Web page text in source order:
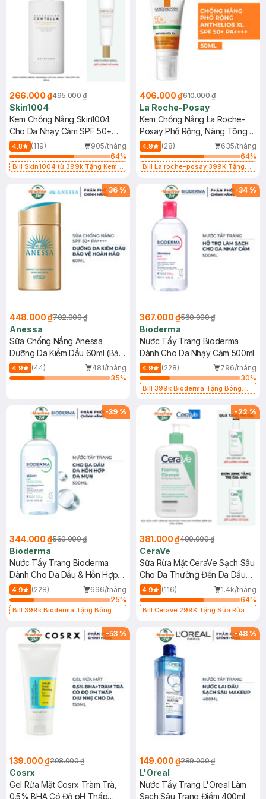
266.000 ₫495.000 ₫
Skin1004
Kem Chống Nắng Skin1004
Cho Da Nhạy Cảm SPF 50+
50ml
4.8 (119)
905/tháng
64%
Bill Skin1004 từ 399k Tặng Kem
SPF 50+ 20ml (SL Có Hạn)
406.000 ₫610.000 ₫
La Roche-Posay
Kem Chống Nắng La Roche-
Posay Phổ Rộng, Nâng Tông
Kiềm Dầu 50ml
4.9 (28)
635/tháng
64%
Bill La roche-posay 399K Tặng
(SL có hạn)
-36 %
448.000 ₫702.000 ₫
Anessa
Sữa Chống Nắng Anessa
Dưỡng Da Kiềm Dầu 60ml (Bản
Mới)
4.9 (44)
481/tháng
35%
-34 %
367.000 ₫560.000 ₫
Bioderma
Nước Tẩy Trang Bioderma
Dành Cho Da Nhạy Cảm 500ml
4.9 (228)
796/tháng
30%
Bill 399k Bioderma Tặng Bông
-39 %
344.000 ₫560.000 ₫
Bioderma
Nước Tẩy Trang Bioderma
Dành Cho Da Dầu & Hỗn Hợp
500ml
4.9 (228)
696/tháng
25%
Bill 399k Bioderma Tặng Bông
-22 %
381.000 ₫490.000 ₫
CeraVe
Sữa Rửa Mặt CeraVe Sạch Sâu
Cho Da Thường Đến Da Dầu
473ml
4.9 (116)
1.4k/tháng
64%
Bill Cerave 299K Tặng Sữa Rửa
-53 %
139.000 ₫298.000 ₫
Cosrx
Gel Rửa Mặt Cosrx Tràm Trà,
0.5% BHA Có Độ pH Thấp
-48 %
149.000 ₫289.000 ₫
L'Oreal
Nước Tẩy Trang L'Oreal Làm
Sạch Sâu Trang Điểm 400ml